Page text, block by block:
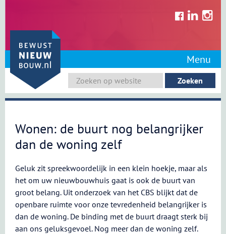
content
Menu
Wonen: de buurt nog belangrijker
dan de woning zelf
Geluk zit spreekwoordelijk in een klein hoekje, maar als
het om uw nieuwbouwhuis gaat is ook de buurt van
groot belang. Uit onderzoek van het CBS blijkt dat de
openbare ruimte voor onze tevredenheid belangrijker is
dan de woning. De binding met de buurt draagt sterk bij
aan ons geluksgevoel. Nog meer dan de woning zelf.